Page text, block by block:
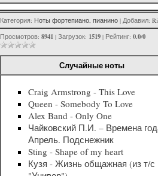
Категория: Ноты фортепиано, пианино | Добавил:
Просмотров: 8941 | Загрузок: 1519 | Рейтинг: 0.0/0
Случайные ноты
Craig Armstrong - This Love
Queen - Somebody To Love
Alex Band - Only One
Чайковский П.И. – Времена
Апрель. Подснежник
Sting - Shape of my heart
Кузя - Жизнь общажная (из т/с